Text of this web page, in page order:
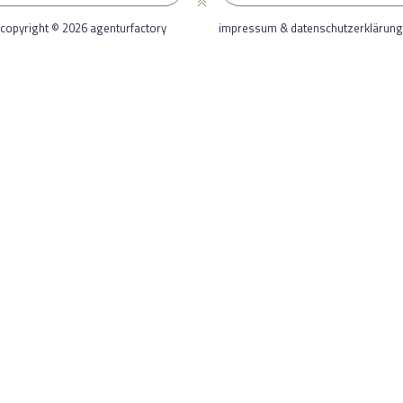
copyright © 2026 agenturfactory impressum & datenschutzerklärung